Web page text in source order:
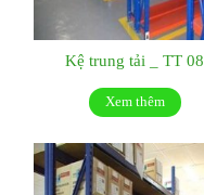
Kệ trung tải _ TT 08
Xem thêm